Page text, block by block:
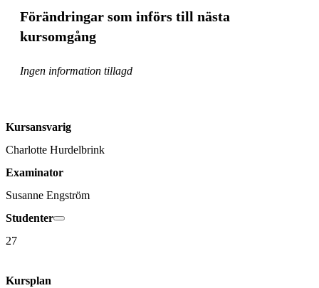
Förändringar som införs till nästa
kursomgång
Ingen information tillagd
Kursansvarig
Charlotte Hurdelbrink
Examinator
Susanne Engström
Studenter
27
Kursplan